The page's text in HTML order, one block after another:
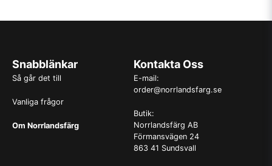
Snabblänkar
Så går det till
Vanliga frågor
Om Norrlandsfärg
Kontakta Oss
E-mail:
order@norrlandsfarg.se
Butik:
Norrlandsfärg AB
Förmansvägen 24
863 41 Sundsvall